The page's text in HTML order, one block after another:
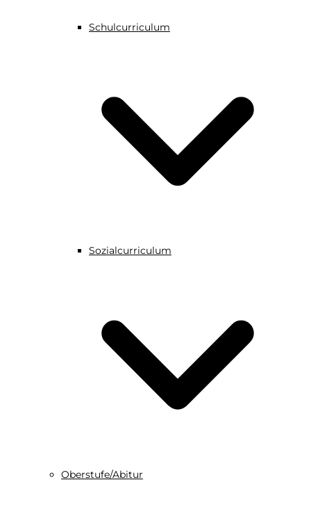
Schulcurriculum
Sozialcurriculum
Oberstufe/Abitur